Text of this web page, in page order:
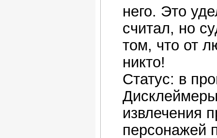
него. Это
считал, но
том, что от
никто!
Статус: в
извлечения
персонажей